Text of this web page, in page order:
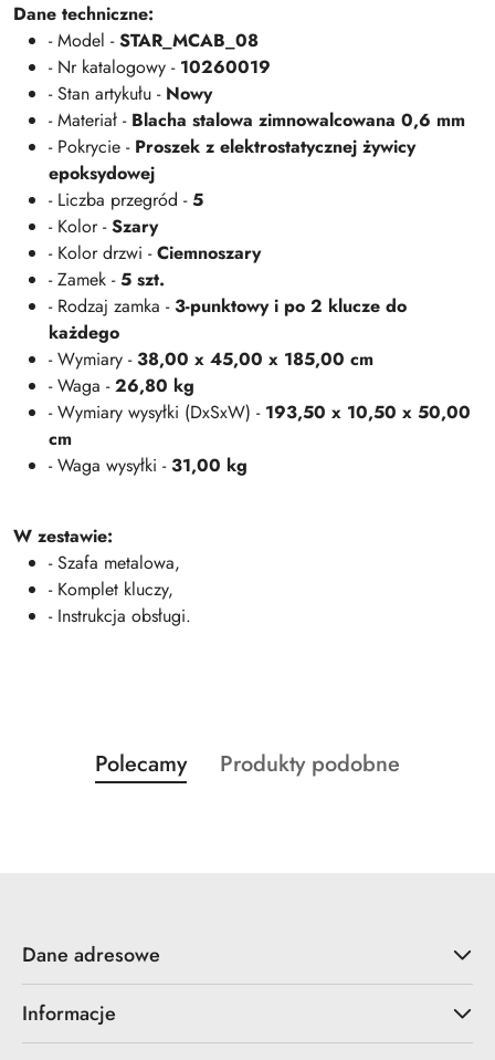
Dane techniczne:
- Model -STAR_MCAB_08
- Nr katalogowy - 10260019
- Stan artykułu - Nowy
- Materiał - Blacha stalowa zimnowalcowana 0,6 mm
- Pokrycie - Proszek z elektrostatycznej żywicy
epoksydowej
- Liczba przegród -5
- Kolor -Szary
- Kolor drzwi -Ciemnoszary
- Zamek -5 szt.
- Rodzaj zamka -3-punktowy i po 2 klucze do
każdego
- Wymiary -38,00 x 45,00 x 185,00 cm
- Waga -26,80 kg
- Wymiary wysyłki (DxSxW) - 193,50 x 10,50 x 50,00
cm
- Waga wysyłki -31,00 kg
W zestawie:
- Szafa metalowa,
- Komplet kluczy,
- Instrukcja obsługi.
Pomiń karuzelę produktów
Produkty
o
Polecamy
Produkty
Produkty podobne
Dane adresowe
Informacje